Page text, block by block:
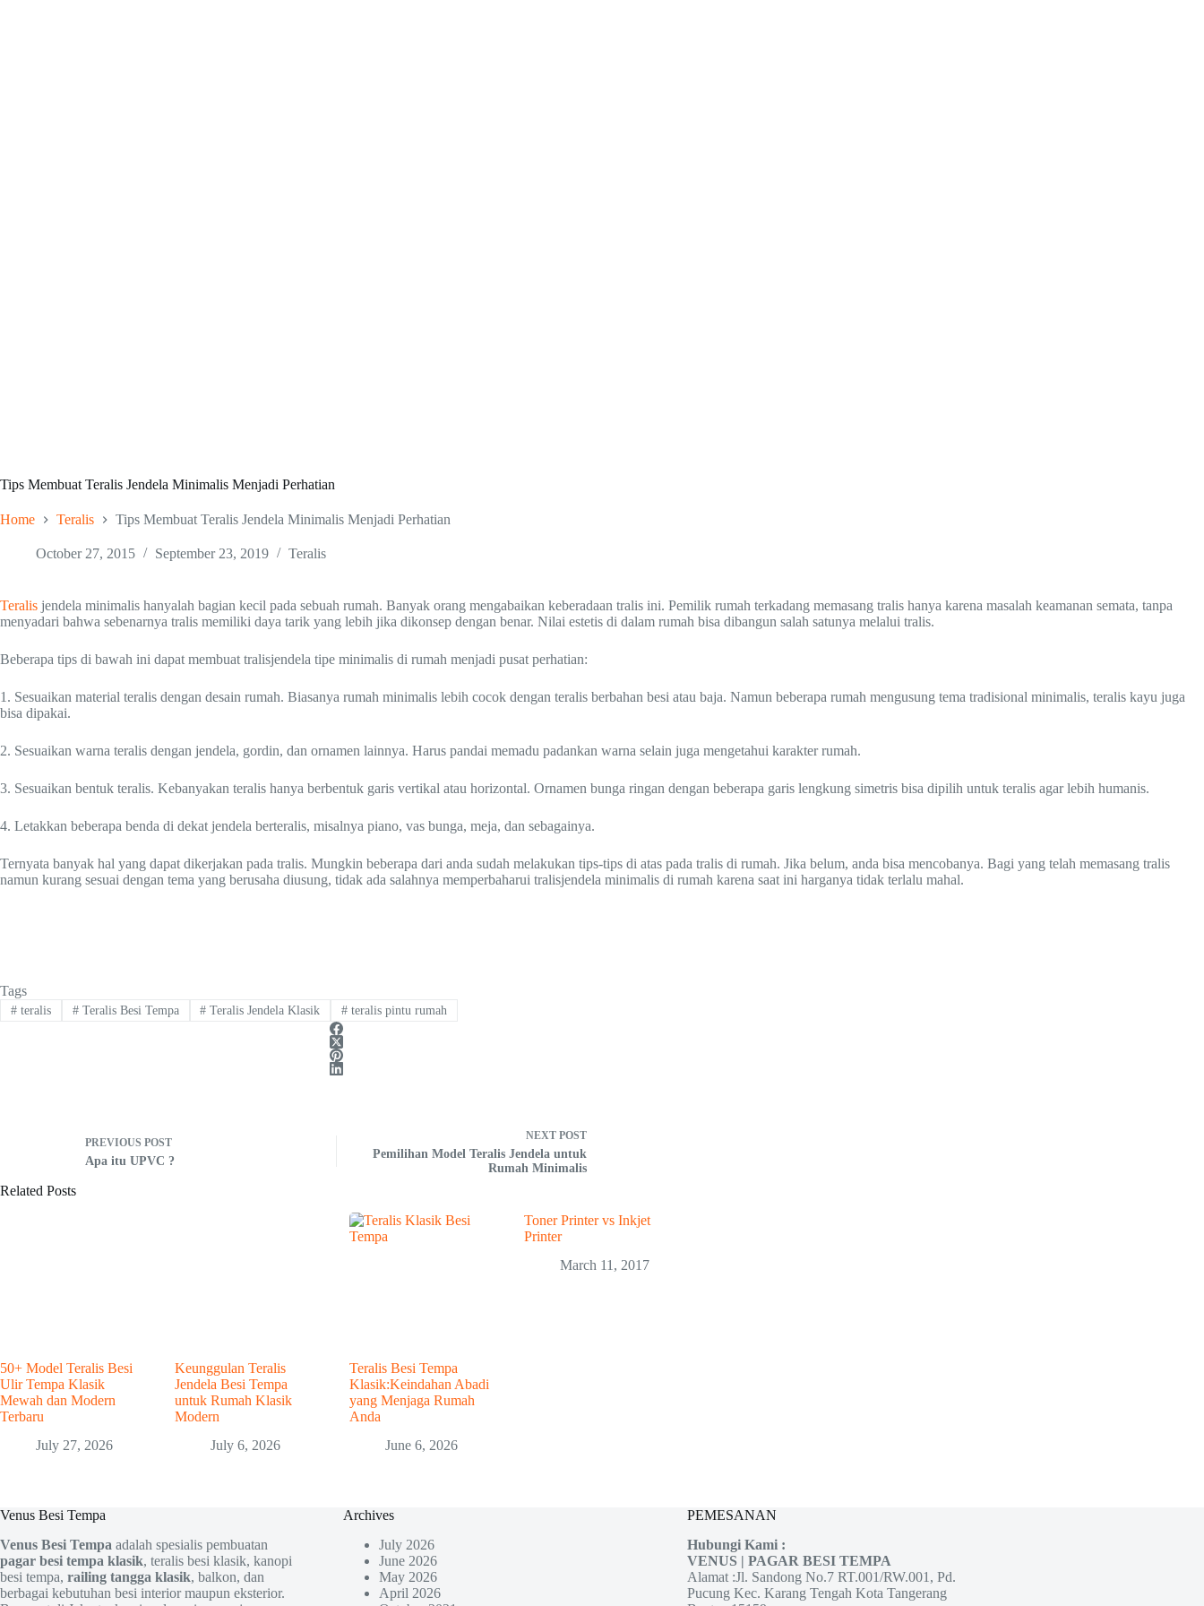
Tips Membuat Teralis Jendela Minimalis Menjadi Perhatian
Home Teralis Tips Membuat Teralis Jendela Minimalis Menjadi Perhatian
October 27, 2015 September 23, 2019 Teralis
Teralis jendela minimalis hanyalah bagian kecil pada sebuah rumah. Banyak orang mengabaikan keberadaan tralis ini. Pemilik rumah terkadang memasang tralis hanya karena masalah keamanan semata, tanpa
menyadari bahwa sebenarnya tralis memiliki daya tarik yang lebih jika dikonsep dengan benar. Nilai estetis di dalam rumah bisa dibangun salah satunya melalui tralis.
Beberapa tips di bawah ini dapat membuat tralisjendela tipe minimalis di rumah menjadi pusat perhatian:
1. Sesuaikan material teralis dengan desain rumah. Biasanya rumah minimalis lebih cocok dengan teralis berbahan besi atau baja. Namun beberapa rumah mengusung tema tradisional minimalis, teralis kayu juga
bisa dipakai.
2. Sesuaikan warna teralis dengan jendela, gordin, dan ornamen lainnya. Harus pandai memadu padankan warna selain juga mengetahui karakter rumah.
3. Sesuaikan bentuk teralis. Kebanyakan teralis hanya berbentuk garis vertikal atau horizontal. Ornamen bunga ringan dengan beberapa garis lengkung simetris bisa dipilih untuk teralis agar lebih humanis.
4. Letakkan beberapa benda di dekat jendela berteralis, misalnya piano, vas bunga, meja, dan sebagainya.
Ternyata banyak hal yang dapat dikerjakan pada tralis. Mungkin beberapa dari anda sudah melakukan tips-tips di atas pada tralis di rumah. Jika belum, anda bisa mencobanya. Bagi yang telah memasang tralis
namun kurang sesuai dengan tema yang berusaha diusung, tidak ada salahnya memperbaharui tralisjendela minimalis di rumah karena saat ini harganya tidak terlalu mahal.
Tags
#teralis #Teralis Besi Tempa # Teralis Jendela Klasik # teralis pintu rumah
PREVIOUS POST
Apa itu UPVC ?
NEXT POST
Pemilihan Model Teralis Jendela untuk
Rumah Minimalis
Related Posts
50+ Model Teralis Besi
Ulir Tempa Klasik
Mewah dan Modern
Terbaru
July 27, 2026
Keunggulan Teralis
Jendela Besi Tempa
untuk Rumah Klasik
Modern
July 6, 2026
Teralis Besi Tempa
Klasik:Keindahan Abadi
yang Menjaga Rumah
Anda
June 6, 2026
Toner Printer vs Inkjet
Printer
March 11, 2017
Venus Besi Tempa
Venus Besi Tempa adalah spesialis pembuatan
pagar besi tempa klasik, teralis besi klasik, kanopi
besi tempa, railing tangga klasik, balkon, dan
berbagai kebutuhan besi interior maupun eksterior.
Archives
July 2026
June 2026
May 2026
April 2026
PEMESANAN
Hubungi Kami :
VENUS | PAGAR BESI TEMPA
Alamat :Jl. Sandong No.7 RT.001/RW.001, Pd.
Pucung Kec. Karang Tengah Kota Tangerang